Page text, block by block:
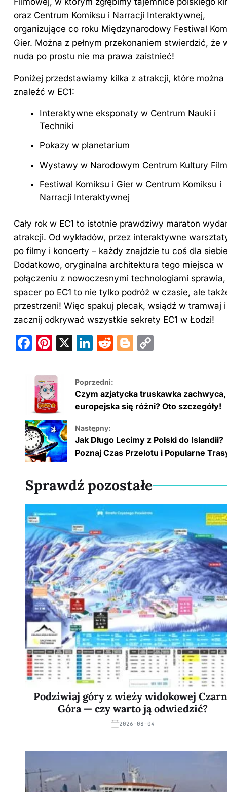
oraz Centrum Komiksu i Narracji Interaktywnej,
organizujące co roku Międzynarodowy Festiwal
Gier. Można z pełnym przekonaniem stwierdzić, że
nuda po prostu nie ma prawa zaistnieć!
Poniżej przedstawiamy kilka z atrakcji, które można
znaleźć w EC1:
Interaktywne eksponaty w Centrum Nauki i
Techniki
Pokazy w planetarium
Wystawy w Narodowym Centrum Kultury
Festiwal Komiksu i Gier w Centrum Komiksu i
Narracji Interaktywnej
Cały rok w EC1 to istotnie prawdziwy maraton
atrakcji. Od wykładów, przez interaktywne
po filmy i koncerty – każdy znajdzie tu coś dla
Dodatkowo, oryginalna architektura tego miejsca w
połączeniu z nowoczesnymi technologiami
spacer po EC1 to nie tylko podróż w czasie, ale
przestrzeni! Więc spakuj plecak, wsiądź w tramwaj i
zacznij odkrywać wszystkie sekrety EC1 w Łodzi!
F
c
e
b
o
o
k
Pi
er
e
st
X
Li
e
dI
n
R
di
t
Bl
g
er
y
Li
k
Poprzedni:
Czym azjatycka truskawka zachwyca,
europejska się różni? Oto szczegóły!
Następny:
Jak Długo Lecimy z Polski do Islandii?
Poznaj Czas Przelotu i Popularne
Sprawdź pozostałe
Podziwiaj góry z wieży widokowej
Góra — czy warto ją odwiedzić?
2026-08-04